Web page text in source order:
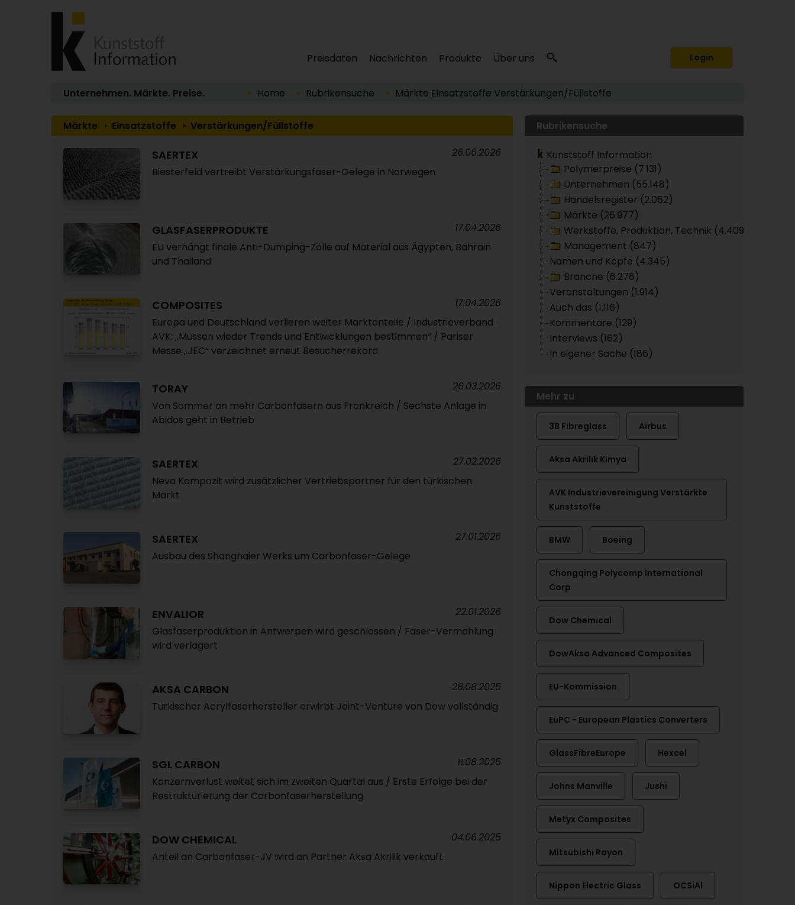
Preisdaten Nachrichten Produkte Über uns Login
Unternehmen. Märkte. Preise. Home Rubrikensuche Märkte Einsatzstoffe Verstärkungen/Füllstoffe
Märkte Einsatzstoffe Verstärkungen/Füllstoffe
SAERTEX
Biesterfeld vertreibt Verstärkungsfaser-Gelege in Norwegen
26.06.2026
GLASFASERPRODUKTE
EU verhängt finale Anti-Dumping-Zölle auf Material aus Ägypten, Bahrain
und Thailand
17.04.2026
COMPOSITES
Europa und Deutschland verlieren weiter Marktanteile / Industrieverband
AVK: „Müssen wieder Trends und Entwicklungen bestimmen“ / Pariser
Messe „JEC“ verzeichnet erneut Besucherrekord
17.04.2026
TORAY
Von Sommer an mehr Carbonfasern aus Frankreich / Sechste Anlage in
Abidos geht in Betrieb
26.03.2026
SAERTEX
Neva Kompozit wird zusätzlicher Vertriebspartner für den türkischen
Markt
27.02.2026
SAERTEX
Ausbau des Shanghaier Werks um Carbonfaser-Gelege
27.01.2026
ENVALIOR
Glasfaserproduktion in Antwerpen wird geschlossen / Faser-Vermahlung
wird verlagert
22.01.2026
AKSA CARBON
Türkischer Acrylfaserhersteller erwirbt Joint-Venture von Dow vollständig
28.08.2025
SGL CARBON
Konzernverlust weitet sich im zweiten Quartal aus / Erste Erfolge bei der
Restrukturierung der Carbonfaserherstellung
11.08.2025
DOW CHEMICAL
Anteil an Carbonfaser-JV wird an Partner Aksa Akrilik verkauft
04.06.2025
Rubrikensuche
Kunststoff Information
Polymerpreise (7.131)
Unternehmen (55.148)
Handelsregister (2.052)
Märkte (26.977)
Werkstoffe, Produktion, Technik (4.409)
Management (847)
Namen und Köpfe (4.345)
Branche (6.276)
Veranstaltungen (1.914)
Auch das (1.116)
Kommentare (129)
Interviews (162)
In eigener Sache (186)
Mehr zu
3B Fibreglass Airbus
Aksa Akrilik Kimya
AVK Industrievereinigung Verstärkte
Kunststoffe
BMW Boeing
Chongqing Polycomp International
Corp
Dow Chemical
DowAksa Advanced Composites
EU-Kommission
EuPC - European Plastics Converters
GlassFibreEurope Hexcel
Johns Manville Jushi
Metyx Composites
Mitsubishi Rayon
Nippon Electric Glass OCSiAl